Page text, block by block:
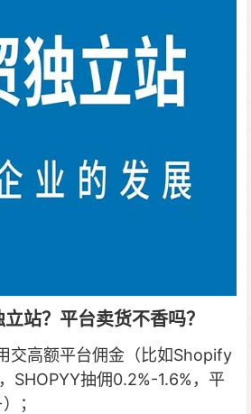
站？平台卖货不香吗？
交高额平台佣金（比如Shopify
SHOPYY抽佣0.2%-1.6%，平
；